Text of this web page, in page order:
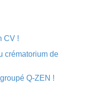
CV !
crématorium de
Q-ZEN !